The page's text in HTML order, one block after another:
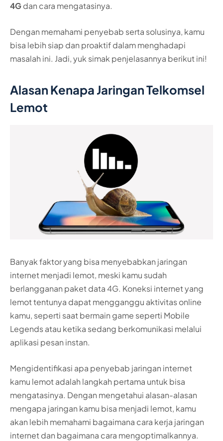
4Gdan cara mengatasinya.
Dengan memahami penyebab serta solusinya, kamu
bisa lebih siap dan proaktif dalam menghadapi
masalah ini. Jadi, yuk simak penjelasannya berikut ini!
Alasan Kenapa Jaringan Telkomsel
Lemot
Banyak faktor yang bisa menyebabkan jaringan
internet menjadi lemot, meski kamu sudah
berlangganan paket data 4G. Koneksi internet yang
lemot tentunya dapat mengganggu aktivitas online
kamu, seperti saat bermain game seperti Mobile
Legends atau ketika sedang berkomunikasi melalui
aplikasi pesan instan.
Mengidentifikasi apa penyebab jaringan internet
kamu lemot adalah langkah pertama untuk bisa
mengatasinya. Dengan mengetahui alasan-alasan
mengapa jaringan kamu bisa menjadi lemot, kamu
akan lebih memahami bagaimana cara kerja jaringan
internet dan bagaimana cara mengoptimalkannya.